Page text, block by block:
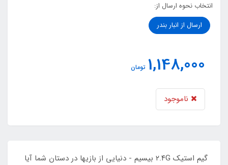
انتخاب نحوه ارسال از:
ارسال از انبار بندر
1,148,000 تومان
ناموجود
گیم استیک ۲.۴G بیسیم - دنیایی از بازیها در دستان شما آیا